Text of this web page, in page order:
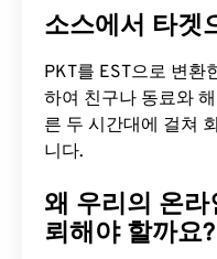
소스에서 타겟
PKT를 EST으로 변환
하여 친구나 동료와
른 두 시간대에 걸쳐
니다.
왜 우리의 온
뢰해야 할까요?